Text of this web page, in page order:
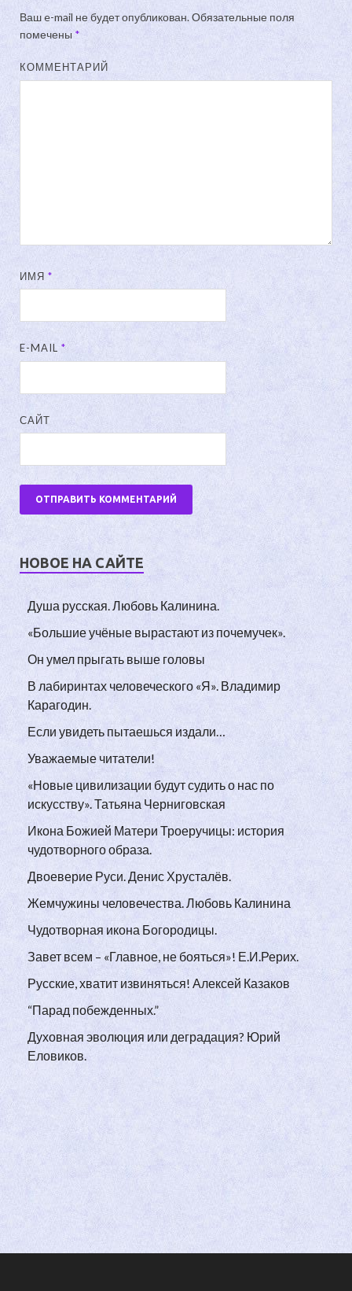
Ваш e-mail не будет опубликован.Обязательные поля
помечены *
КОММЕНТАРИЙ
ИМЯ*
E-MAIL*
САЙТ
НОВОЕ НА САЙТЕ
Душа русская. Любовь Калинина.
«Большие учёные вырастают из почемучек».
Он умел прыгать выше головы
В лабиринтах человеческого «Я». Владимир
Карагодин.
Если увидеть пытаешься издали…
Уважаемые читатели!
«Новые цивилизации будут судить о нас по
искусству». Татьяна Черниговская
Икона Божией Матери Троеручицы: история
чудотворного образа.
Двоеверие Руси. Денис Хрусталёв.
Жемчужины человечества. Любовь Калинина
Чудотворная икона Богородицы.
Завет всем – «Главное, не бояться»! Е.И.Рерих.
Русские, хватит извиняться! Алексей Казаков
“Парад побежденных.”
Духовная эволюция или деградация? Юрий
Еловиков.